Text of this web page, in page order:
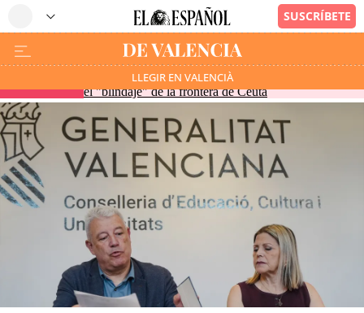
LLEGIR EN VALENCIÀ
Vivas pide en la comisión de Interior de la Eurocámara
el "blindaje" de la frontera de Ceuta